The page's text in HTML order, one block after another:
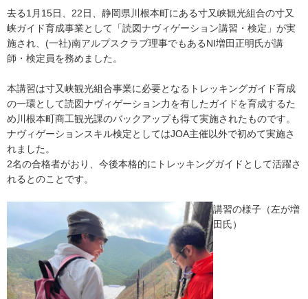
去る1月15日、22日、静岡県川根本町にある寸又峡観光組合の寸又
峡ガイド育成事業として「読図ナヴィゲーション講習・検定」が実
施され、(一社)南アルプスクラブ理事でもあるNI増田正明氏が講
師・検定員を務めました。
本講習は寸又峡観光組合事業に必要となるトレッキングガイド育成
の一環として読図ナヴィゲーション力を有したガイドを育成するた
め川根本町商工観光課のバックアップも得て実施されたものです。
ナヴィゲーションスキル検定としてはJOA主催以外で初めて実施さ
れました。
2名の合格者がおり、今後本格的にトレッキングガイドとして活躍さ
れるとのことです。
講習の様子（左が増
田氏）